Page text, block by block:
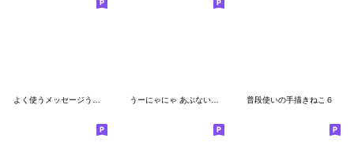
普段使いの手描きねこ６